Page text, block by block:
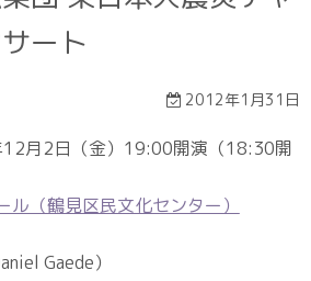
ート
2012年1月31日
月2日（金）19:00開演（18:30開
ル（鶴見区民文化センター）
Gaede）